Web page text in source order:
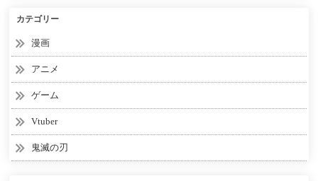
カテゴリー
漫画
アニメ
ゲーム
Vtuber
鬼滅の刃